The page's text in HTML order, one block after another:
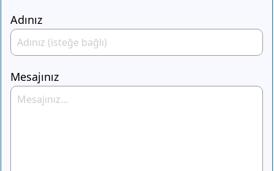
Adınız
Mesajınız